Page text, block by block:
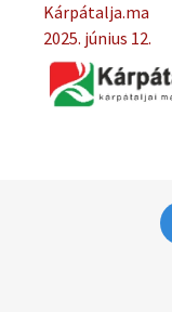
Kárpátalja.ma
2025. június 12.